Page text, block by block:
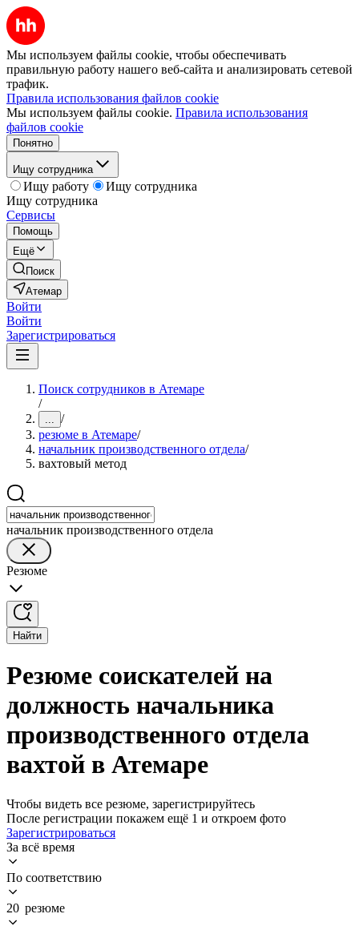
Мы используем файлы cookie, чтобы обеспечивать
правильную работу нашего веб-сайта и анализировать сетевой
трафик.
Правила использования файлов cookie
Мы используем файлы cookie. Правила использования
файлов cookie
Понятно
Ищу сотрудника
Ищу работу
Ищу сотрудника
Ищу сотрудника
Сервисы
Помощь
Ещё
Поиск
Атемар
Войти
Войти
Зарегистрироваться
Поиск сотрудников в Атемаре
/
... /
резюме в Атемаре/
начальник производственного отдела/
вахтовый метод
начальник производственного отдела
Резюме
Найти
Резюме соискателей на
должность начальника
производственного отдела
вахтой в Атемаре
Чтобы видеть все резюме, зарегистрируйтесь
После регистрации покажем ещё 1 и откроем фото
Зарегистрироваться
За всё время
По соответствию
20 резюме